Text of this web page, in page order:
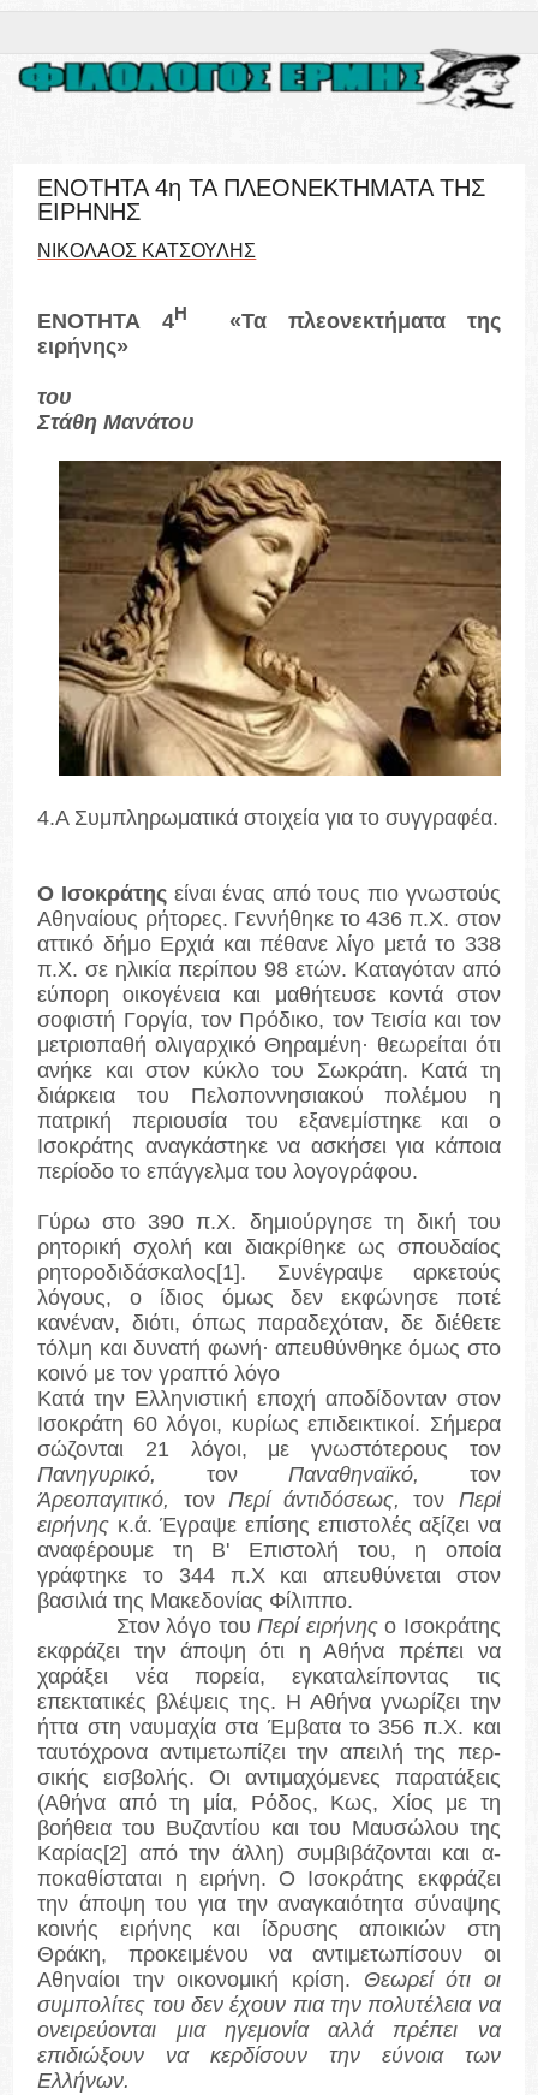
ΕΝΟΤΗΤΑ 4η ΤΑ ΠΛΕΟΝΕΚΤΗΜΑΤΑ ΤΗΣ
ΕΙΡΗΝΗΣ
ΝΙΚΟΛΑΟΣ ΚΑΤΣΟΥΛΗΣ
ΕΝΟΤΗΤΑ 4Η
«Τα πλεονεκτήματα της
ειρήνης»
του
Στάθη Μανάτου
4.Α Συμπληρωματικά στοιχεία για το συγγραφέα.
Ο Ισοκράτης είναι ένας από τους πιο γνωστούς
Αθηναίους ρήτορες. Γεννήθηκε το 436 π.Χ. στον
αττικό δήμο Ερχιά και πέθανε λίγο μετά το 338
π.Χ. σε ηλικία περίπου 98 ετών. Καταγόταν από
εύπορη οικογένεια και μαθήτευσε κοντά στον
σοφιστή Γοργία, τον Πρόδικο, τον Τεισία και τον
μετριοπαθή ολιγαρχικό Θηραμένη· θεωρείται ότι
ανήκε και στον κύκλο του Σωκράτη. Κατά τη
διάρκεια του Πελοποννησιακού πολέμου η
πατρική περιουσία του εξανεμίστηκε και ο
Ισοκράτης αναγκάστηκε να ασκήσει για κάποια
περίοδο το επάγγελμα του λογογράφου.
Γύρω στο 390 π.Χ. δημιούργησε τη δική του
ρητορική σχολή και διακρίθηκε ως σπουδαίος
ρητοροδιδάσκαλος[1]. Συνέγραψε αρκετούς
λόγους, ο ίδιος όμως δεν εκφώνησε ποτέ
κανέναν, διότι, όπως παραδεχόταν, δε διέθετε
τόλμη και δυνατή φωνή· απευθύνθηκε όμως στο
κοινό με τον γραπτό λόγο
Κατά την Ελληνιστική εποχή αποδίδονταν στον
Ισοκράτη 60 λόγοι, κυρίως επιδεικτικοί. Σήμερα
σώζονται 21 λόγοι, με γνωστότερους τον
Πανηγυρικό,τον Παναθηναϊκό, τον
Άρεοπαγιτικό, τον Περί άντιδόσεως,τον Περί
ειρήνης κ.ά. Έγραψε επίσης επιστολές αξίζει να
αναφέρουμε τη Β' Επιστολή του, η οποία
γράφτηκε το 344 π.Χ και απευθύνεται στον
βασιλιά της Μακεδονίας Φίλιππο.
Στον λόγο τουΠερί ειρήνηςο Ισοκράτης
εκφράζει την άποψη ότι η Αθήνα πρέπει να
χαράξει νέα πορεία, εγκαταλείποντας τις
επεκτατικές βλέψεις της. Η Αθήνα γνωρίζει την
ήτ­τα στη ναυμαχία στα Έμβατα το 356 π.Χ. και
ταυτόχρονα αντιμετωπίζει την απειλή της περ­
σικής εισβολής. Οι αντιμαχόμενες παρατάξεις
(Αθήνα από τη μία, Ρόδος, Κως, Χίος με τη
βοήθεια του Βυζαντίου και του Μαυσώλου της
Καρίας[2] από την άλλη) συμβιβάζονται και α­
ποκαθίσταται η ειρήνη. Ο Ισοκράτης εκφράζει
την άποψη του για την αναγκαιότητα σύναψης
κοινής ειρήνης και ίδρυσης αποικιών στη
Θράκη, προκειμένου να αντιμετωπίσουν οι
Αθηναίοι την οικονομική κρίση. Θεωρεί ότι οι
συμπολίτες του δεν έχουν πια την πολυτέλεια να
ονειρεύονται μια ηγεμονία αλλά πρέπει να
επιδιώξουν να κερδίσουν την εύνοια των
Ελλήνων.